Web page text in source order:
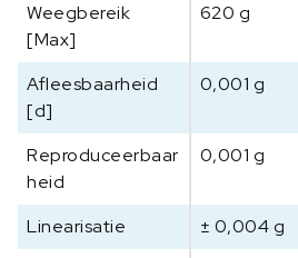
g
s
c
h
a
l
P
Weegbereik
[Max]
620 g
Afleesbaarheid
[d]
0,001 g
Reproduceerbaar
heid
0,001 g
Linearisatie
± 0,004 g